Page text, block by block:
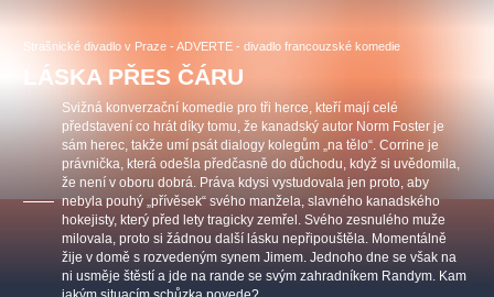
Strašnické divadlo v Praze - ADVERTE - divadlo francouzské komedie
LÁSKA PŘES ČÁRU
Svižná konverzační komedie pro tři herce, kteří mají celé
představení co hrát díky tomu, že kanadský autor Norm Foster je
sám herec, takže umí psát dialogy kolegům „na tělo“. Corrine je
právnička, která odešla předčasně do důchodu, když si uvědomila,
že není v oboru dobrá. Práva kdysi vystudovala jen proto, aby
nebyla pouhý „přívěsek“ svého manžela, slavného kanadského
hokejisty, který před lety tragicky zemřel. Svého zesnulého muže
milovala, proto si žádnou další lásku nepřipouštěla. Momentálně
žije v domě s rozvedeným synem Jimem. Jednoho dne se však na
ni usměje štěstí a jde na rande se svým zahradníkem Randym. Kam
OBYČEJNÁ HOLKA
Agentura 44, s.r.o.
Pink Panther Agency,
s.r.o.
Kultura pod hvězdami
Other's search
musicalsprague
The most popular